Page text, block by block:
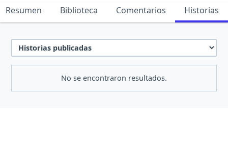
Resumen Biblioteca Comentarios Historias
No se encontraron resultados.